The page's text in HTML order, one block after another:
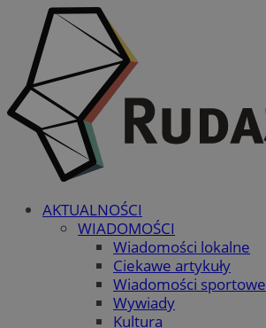
AKTUALNOŚCI
WIADOMOŚCI
Wiadomości lokalne
Ciekawe artykuły
Wiadomości sportowe
Wywiady
Kultura